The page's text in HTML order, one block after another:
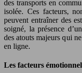
des transports en
isolée. Ces facteurs,
peuvent entraîner des
soigné, la présence
des atouts majeurs qui
en ligne.
Les facteurs